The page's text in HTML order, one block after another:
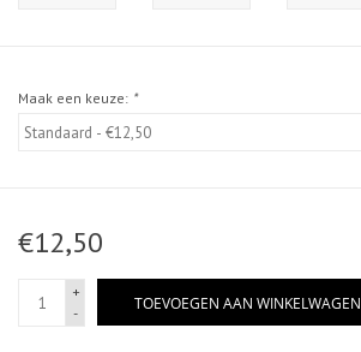
Maak een keuze: *
€12,50
+
-
TOEVOEGEN AAN WINKELWAGEN